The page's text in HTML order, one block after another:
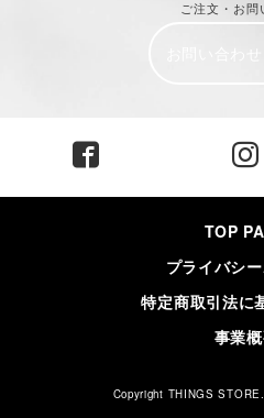
ご注文・お問
お問い合わ
TOP
プライバシ
特定商取引法に
事業
Copyright THINGS